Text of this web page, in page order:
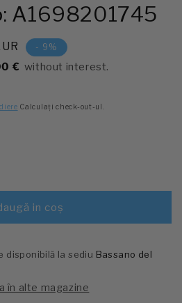
A1698201745
- 9%
€
Calculați check-out-ul.
in coş
disponibilă la sediu Bassano del
în alte magazine